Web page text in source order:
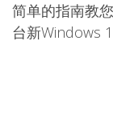
简单的指南教
台新Windows